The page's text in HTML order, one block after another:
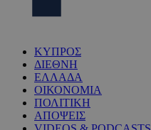
ΚΥΠΡΟΣ
ΔΙΕΘΝΗ
ΕΛΛΑΔΑ
ΟΙΚΟΝΟΜΙΑ
ΠΟΛΙΤΙΚΗ
ΑΠΟΨΕΙΣ